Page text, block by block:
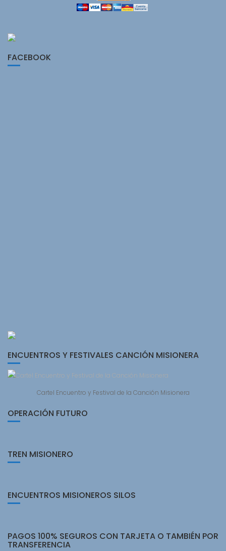
FACEBOOK
ENCUENTROS Y FESTIVALES CANCIÓN MISIONERA
Cartel Encuentro y Festival de la Canción Misionera
OPERACIÓN FUTURO
TREN MISIONERO
ENCUENTROS MISIONEROS SILOS
PAGOS 100% SEGUROS CON TARJETA O TAMBIÉN POR
TRANSFERENCIA